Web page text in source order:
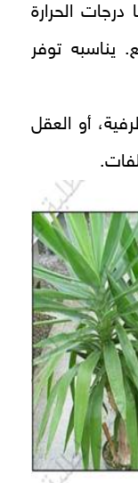
الحرارة
يناسبه توفر
أو العقل